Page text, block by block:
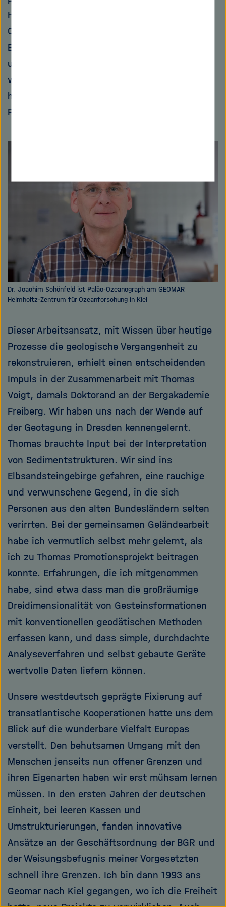
Heute bin ich am Helmholtz-Zentrum für
Ozeanforschung in Kiel, habe mich aus der
Erdgeschichte in die Gegenwart vorgearbeitet
und untersuche immer noch Foraminiferen,
wobei ich die Ökologie und den Chemismus
heute lebender Arten für die Entwicklung von
Palöoindikatoren nutze.
Dr. Joachim Schönfeld ist Paläo-Ozeanograph am GEOMAR
Helmholtz-Zentrum für Ozeanforschung in Kiel
Dieser Arbeitsansatz, mit Wissen über heutige
Prozesse die geologische Vergangenheit zu
rekonstruieren, erhielt einen entscheidenden
Impuls in der Zusammenarbeit mit Thomas
Voigt, damals Doktorand an der Bergakademie
Freiberg. Wir haben uns nach der Wende auf
der Geotagung in Dresden kennengelernt.
Thomas brauchte Input bei der Interpretation
von Sedimentstrukturen. Wir sind ins
Elbsandsteingebirge gefahren, eine rauchige
und verwunschene Gegend, in die sich
Personen aus den alten Bundesländern selten
verirrten. Bei der gemeinsamen Geländearbeit
habe ich vermutlich selbst mehr gelernt, als
ich zu Thomas Promotionsprojekt beitragen
konnte. Erfahrungen, die ich mitgenommen
habe, sind etwa dass man die großräumige
Dreidimensionalität von Gesteinsformationen
mit konventionellen geodätischen Methoden
erfassen kann, und dass simple, durchdachte
Analyseverfahren und selbst gebaute Geräte
wertvolle Daten liefern können.
Unsere westdeutsch geprägte Fixierung auf
transatlantische Kooperationen hatte uns dem
Blick auf die wunderbare Vielfalt Europas
verstellt. Den behutsamen Umgang mit den
Menschen jenseits nun offener Grenzen und
ihren Eigenarten haben wir erst mühsam lernen
müssen. In den ersten Jahren der deutschen
Einheit, bei leeren Kassen und
Umstrukturierungen, fanden innovative
Ansätze an der Geschäftsordnung der BGR und
der Weisungsbefugnis meiner Vorgesetzten
schnell ihre Grenzen. Ich bin dann 1993 ans
Geomar nach Kiel gegangen, wo ich die Freiheit